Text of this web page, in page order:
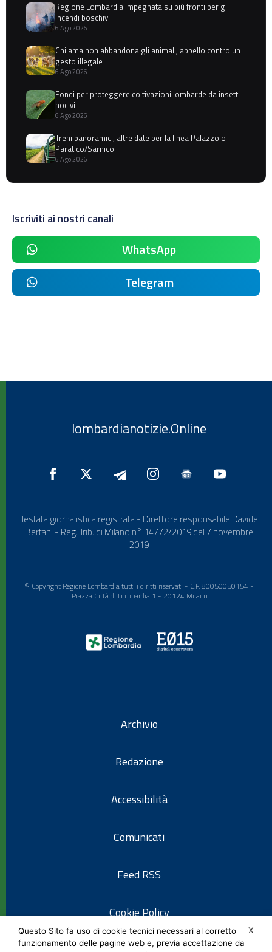
Regione Lombardia impegnata su più fronti per gli
incendi boschivi
6 Ago 2026
Chi ama non abbandona gli animali, appello contro un
gesto illegale
6 Ago 2026
Fondi per proteggere coltivazioni lombarde da insetti
nocivi
6 Ago 2026
Treni panoramici, altre date per la linea Palazzolo-
Paratico/Sarnico
6 Ago 2026
Iscriviti ai nostri canali
WhatsApp
Telegram
lombardianotizie.Online
Testata giornalistica registrata - Direttore responsabile Davide
Bertani - Reg. Trib. di Milano n° 14772/2019 del 7 novembre
2019
© Copyright Regione Lombardia tutti i diritti riservati - C.F. 80050050154 -
Piazza Città di Lombardia 1 - 20124 Milano
Archivio
Redazione
Accessibilità
Comunicati
Feed RSS
Cookie Policy
X
Questo Sito fa uso di cookie tecnici necessari al corretto
funzionamento delle pagine web e, previa accettazione da